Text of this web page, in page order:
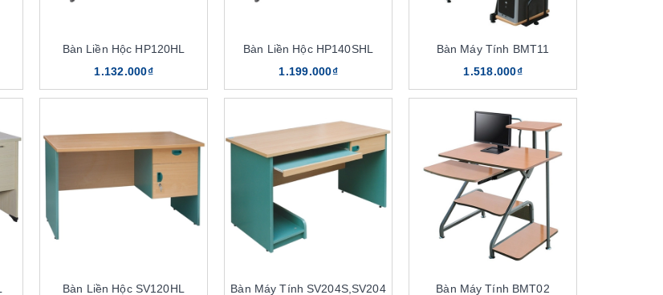
Bàn Liền Hộc HP120HL
1.132.000₫
Bàn Liền Hộc HP140SHL
1.199.000₫
Bàn Máy Tính BMT11
1.518.000₫
Bàn Liền Hộc SV120HL Bàn Máy Tính SV204S,SV204 Bàn Máy Tính BMT02